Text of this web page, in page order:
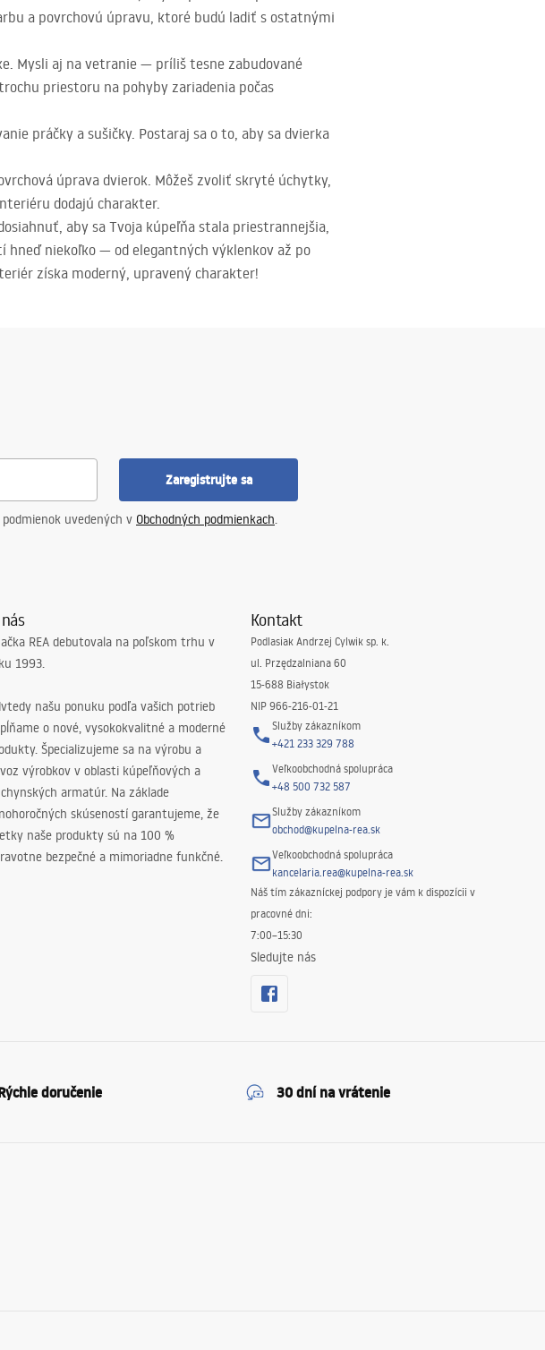
a povrchovú úpravu, ktoré budú ladiť s ostatnými
Mysli aj na vetranie — príliš tesne zabudované
priestoru na pohyby zariadenia počas
práčky a sušičky. Postaraj sa o to, aby sa dvierka
úprava dvierok. Môžeš zvoliť skryté úchytky,
dodajú charakter.
aby sa Tvoja kúpeľňa stala priestrannejšia,
hneď niekoľko — od elegantných výklenkov až po
získa moderný, upravený charakter!
Zaregistrujte sa
uvedených v Obchodných podmienkach.
REA debutovala na poľskom trhu v
1993.
našu ponuku podľa vašich potrieb
o nové, vysokokvalitné a moderné
Špecializujeme sa na výrobu a
výrobkov v oblasti kúpeľňových a
armatúr. Na základe
skúseností garantujeme, že
naše produkty sú na 100 %
bezpečné a mimoriadne funkčné.
Kontakt
Podlasiak Andrzej Cylwik sp. k.
ul. Przędzalniana 60
15-688 Białystok
NIP 966-216-01-21
Služby zákazníkom
+421 233 329 788
Veľkoobchodná spolupráca
+48 500 732 587
Služby zákazníkom
obchod@kupelna-rea.sk
Veľkoobchodná spolupráca
kancelaria.rea@kupelna-rea.sk
Náš tím zákazníckej podpory je vám k dispozícii v
pracovné dni:
7:00–15:30
Sledujte nás
doručenie 30 dní na vrátenie